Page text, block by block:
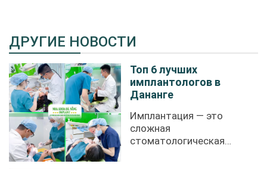
ДРУГИЕ НОВОСТИ
Топ 6 лучших
имплантологов в
Дананге
Имплантация — это
сложная
стоматологическая